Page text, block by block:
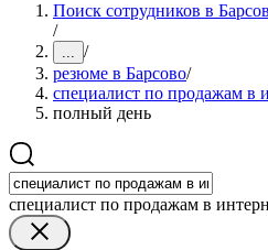
Поиск сотрудников в
/
... /
резюме в Барсово/
специалист по продажам в
полный день
специалист по продажам в